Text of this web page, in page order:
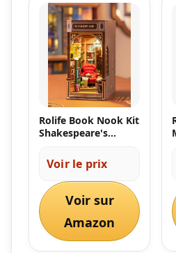
Rolife Book Nook Kit
Shakespeare's
Booknook
Construire Adult
Serre-Livre
Décoration de la
Chambre Noël
Anniversaire
Cadeaux pour Filles
Femme Toucher LED
Voir le prix
Voir sur
Amazon